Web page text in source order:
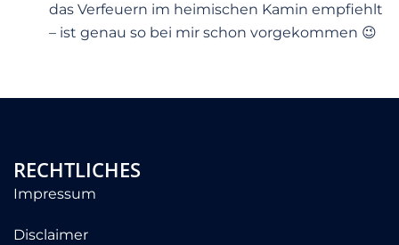
das Verfeuern im heimischen Kamin empfiehlt
– ist genau so bei mir schon vorgekommen 😉
RECHTLICHES
Impressum
Disclaimer